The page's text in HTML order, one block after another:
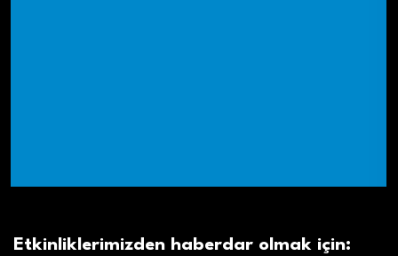
Etkinliklerimizden haberdar olmak için: